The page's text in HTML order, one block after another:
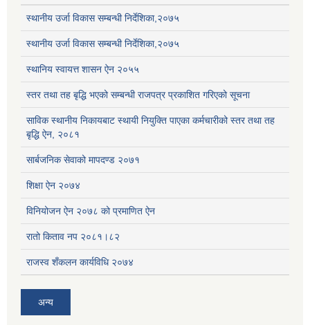
स्थानीय उर्जा विकास सम्बन्धी निर्देशिका,२०७५
स्थानीय उर्जा विकास सम्बन्धी निर्देशिका,२०७५
स्थानिय स्वायत्त शासन ऐन २०५५
स्तर तथा तह बृद्धि भएको सम्बन्धी राजपत्र प्रकाशित गरिएको सूचना
साविक स्थानीय निकायबाट स्थायी नियुक्ति पाएका कर्मचारीको स्तर तथा तह
बृद्धि ऐन, २०८१
सार्बजनिक सेवाको मापदण्ड २०७१
शिक्षा ऐन २०७४
विनियोजन ऐन २०७८ को प्रमाणित ऐन
रातो किताव नप २०८१।८२
राजस्व शँकलन कार्यविधि २०७४
अन्य